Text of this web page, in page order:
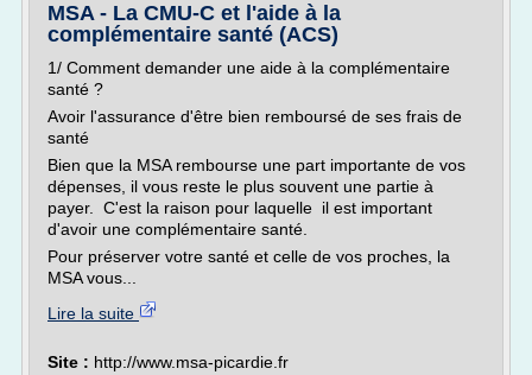
MSA - La CMU-C et l'aide à la
complémentaire santé (ACS)
1/ Comment demander une aide à la complémentaire
santé ?
Avoir l'assurance d'être bien remboursé de ses frais de
santé
Bien que la MSA rembourse une part importante de vos
dépenses, il vous reste le plus souvent une partie à
payer. C'est la raison pour laquelle il est important
d'avoir une complémentaire santé.
Pour préserver votre santé et celle de vos proches, la
MSA vous...
Lire la suite
Site : http://www.msa-picardie.fr